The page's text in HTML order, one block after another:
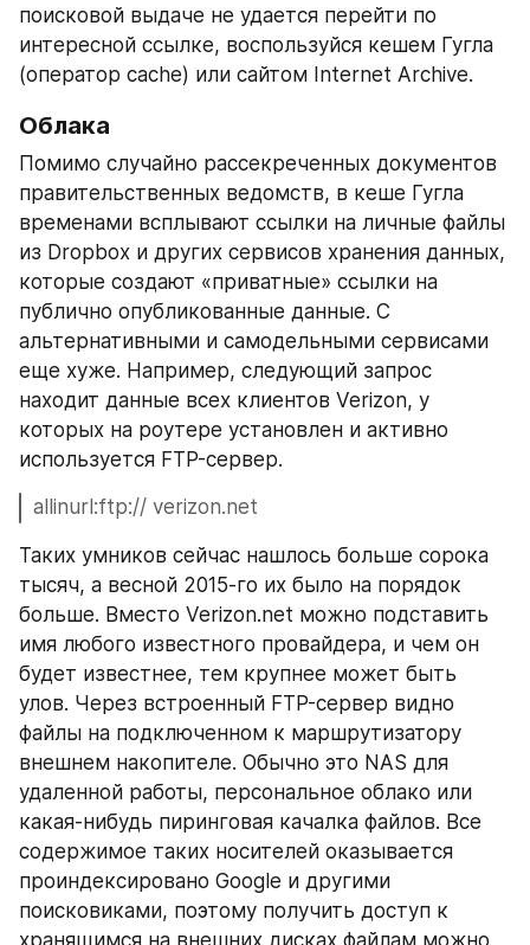
поисковой выдаче не удается перейти по
интересной ссылке, воспользуйся кешем Гугла
(оператор cache) или сайтом Internet Archive.
Облака
Помимо случайно рассекреченных документов
правительственных ведомств, в кеше Гугла
временами всплывают ссылки на личные файлы
из Dropbox и других сервисов хранения данных,
которые создают «приватные» ссылки на
публично опубликованные данные. С
альтернативными и самодельными сервисами
еще хуже. Например, следующий запрос
находит данные всех клиентов Verizon, у
которых на роутере установлен и активно
используется FTP-сервер.
allinurl:ftp:// verizon.net
Таких умников сейчас нашлось больше сорока
тысяч, а весной 2015-го их было на порядок
больше. Вместо Verizon.net можно подставить
имя любого известного провайдера, и чем он
будет известнее, тем крупнее может быть
улов. Через встроенный FTP-сервер видно
файлы на подключенном к маршрутизатору
внешнем накопителе. Обычно это NAS для
удаленной работы, персональное облако или
какая-нибудь пиринговая качалка файлов. Все
содержимое таких носителей оказывается
проиндексировано Google и другими
поисковиками, поэтому получить доступ к
хранящимся на внешних дисках файлам можно